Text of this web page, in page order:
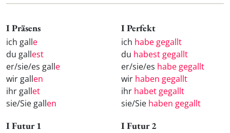
I Präsens
ich galle
du gallest
er/sie/es galle
wir gallen
ihr gallet
sie/Sie gallen
I Perfekt
ich habe gegallt
du habest gegallt
er/sie/es habe gegallt
wir haben gegallt
ihr habet gegallt
sie/Sie haben gegallt
I Futur 1 I Futur 2